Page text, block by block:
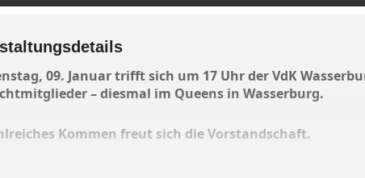
09. Januar trifft sich um 17 Uhr der VdK
– diesmal im Queens in Wasserburg.
Kommen freut sich die Vorstandschaft.